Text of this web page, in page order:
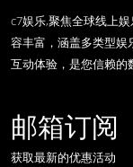
c7娱乐,聚焦全球线上
容丰富，涵盖多类型娱
互动体验，是您信赖的
邮箱订阅
获取最新的优惠活动